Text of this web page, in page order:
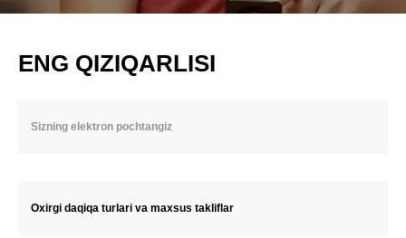
ENG QIZIQARLISI
Oxirgi daqiqa turlari va maxsus takliflar